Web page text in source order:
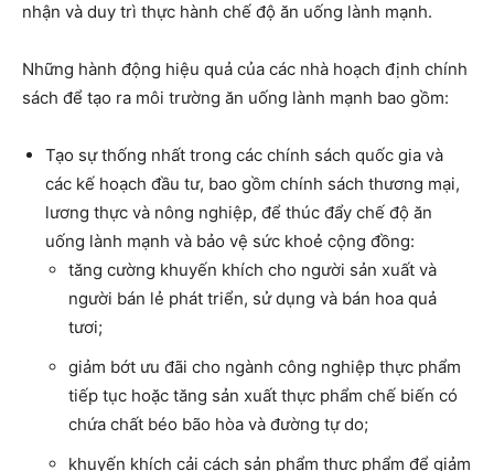
nhận và duy trì thực hành chế độ ăn uống lành mạnh.
Những hành động hiệu quả của các nhà hoạch định chính
sách để tạo ra môi trường ăn uống lành mạnh bao gồm:
Tạo sự thống nhất trong các chính sách quốc gia và
các kế hoạch đầu tư, bao gồm chính sách thương mại,
lương thực và nông nghiệp, để thúc đẩy chế độ ăn
uống lành mạnh và bảo vệ sức khoẻ cộng đồng:
tăng cường khuyến khích cho người sản xuất và
người bán lẻ phát triển, sử dụng và bán hoa quả
tươi;
giảm bớt ưu đãi cho ngành công nghiệp thực phẩm
tiếp tục hoặc tăng sản xuất thực phẩm chế biến có
chứa chất béo bão hòa và đường tự do;
khuyến khích cải cách sản phẩm thực phẩm để giảm